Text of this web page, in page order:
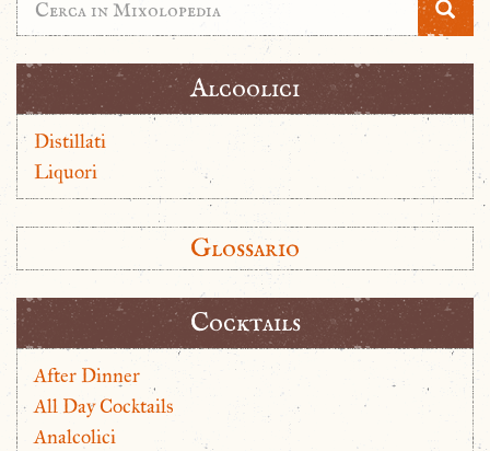
Alcoolici
Distillati
Liquori
Glossario
Cocktails
After Dinner
All Day Cocktails
Analcolici